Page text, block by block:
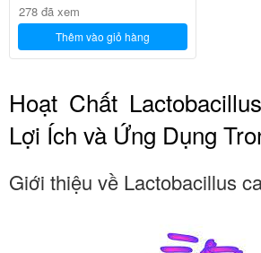
278 đã xem
Thêm vào giỏ hàng
Hoạt Chất
Lợi Ích và Ứng Dụng
Giới thiệu về Lactobacillus